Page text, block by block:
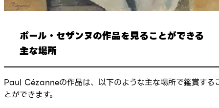
ポール・セザンヌの作品を見ることができる
主な場所
Paul Cézanneの作品は、以下のような主な場所で鑑賞する
とができます。